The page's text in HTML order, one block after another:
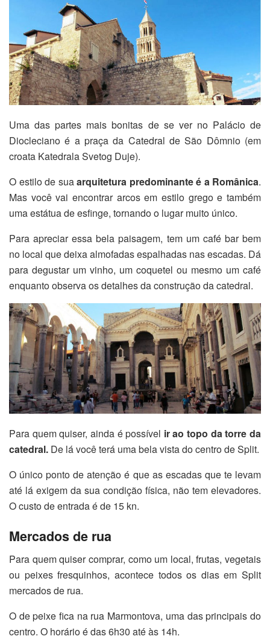
Uma das partes mais bonitas de se ver no Palácio de
Diocleciano é a praça da Catedral de São Dômnio (em
croata Katedrala Svetog Duje).
O estilo de suaarquitetura predominante é a Românica.
Mas você vai encontrar arcos em estilo grego e também
uma estátua de esfinge, tornando o lugar muito único.
Para apreciar essa bela paisagem, tem um café bar bem
no local que deixa almofadas espalhadas nas escadas. Dá
para degustar um vinho, um coquetel ou mesmo um café
enquanto observa os detalhes da construção da catedral.
Para quem quiser, ainda é possível ir ao topo da torre da
catedral. De lá você terá uma bela vista do centro de Split.
O único ponto de atenção é que as escadas que te levam
até lá exigem da sua condição física, não tem elevadores.
O custo de entrada é de 15 kn.
Mercados de rua
Para quem quiser comprar, como um local, frutas, vegetais
ou peixes fresquinhos, acontece todos os dias em Split
mercados de rua.
O de peixe fica na rua Marmontova, uma das principais do
centro. O horário é das 6h30 até às 14h.